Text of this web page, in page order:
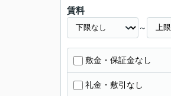
賃料
～
敷金・保証金なし
礼金・敷引なし